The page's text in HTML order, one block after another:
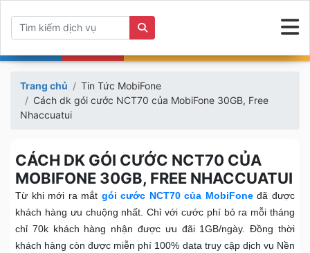
Trang chủ
Tin Tức MobiFone
Cách dk gói cước NCT70 của MobiFone 30GB, Free
Nhaccuatui
CÁCH DK GÓI CƯỚC NCT70 CỦA
MOBIFONE 30GB, FREE NHACCUATUI
Từ khi mới ra mắt gói cước NCT70 của MobiFoneđã được
khách hàng ưu chuộng nhất. Chỉ với cước phí bỏ ra mỗi tháng
chỉ 70k khách hàng nhận được ưu đãi 1GB/ngày. Đồng thời
khách hàng còn được miễn phí 100% data truy cập dịch vụ Nền